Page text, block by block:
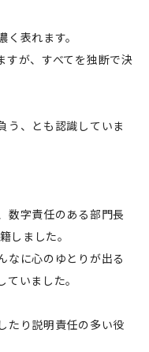
表れます。
すが、すべてを独断で決
う、とも認識していま
数字責任のある部門長
しました。
なに心のゆとりが出る
いました。
たり説明責任の多い役